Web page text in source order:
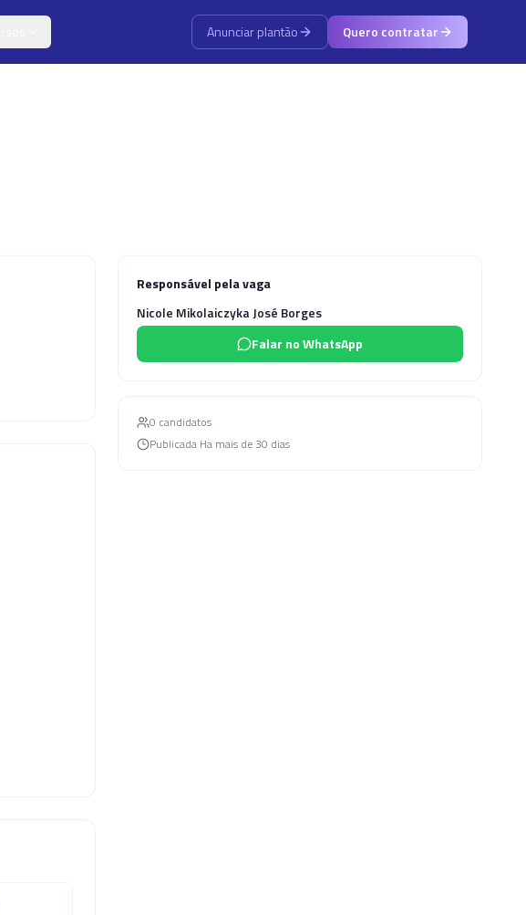
Anunciar plantão Quero contratar
Responsável pela vaga
Nicole Mikolaiczyka José Borges
Falar no WhatsApp
0 candidatos
Publicada Ha mais de 30 dias